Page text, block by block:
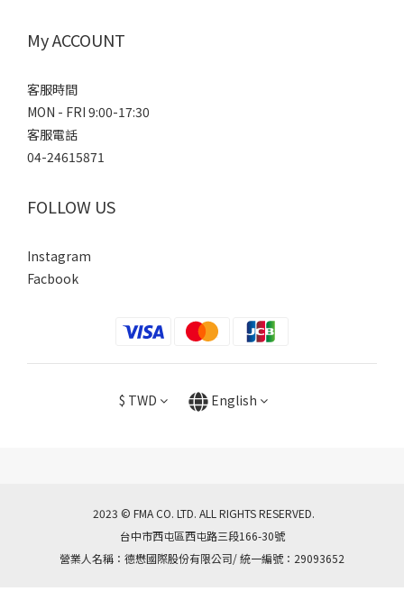
My ACCOUNT
客服時間
MON - FRI 9:00-17:30
客服電話
04-24615871
FOLLOW US
Instagram
Facbook
$ TWD English
2023 © FMA CO. LTD. ALL RIGHTS RESERVED.
台中市西屯區西屯路三段166-30號
營業人名稱：德懋國際股份有限公司/ 統一編號：29093652